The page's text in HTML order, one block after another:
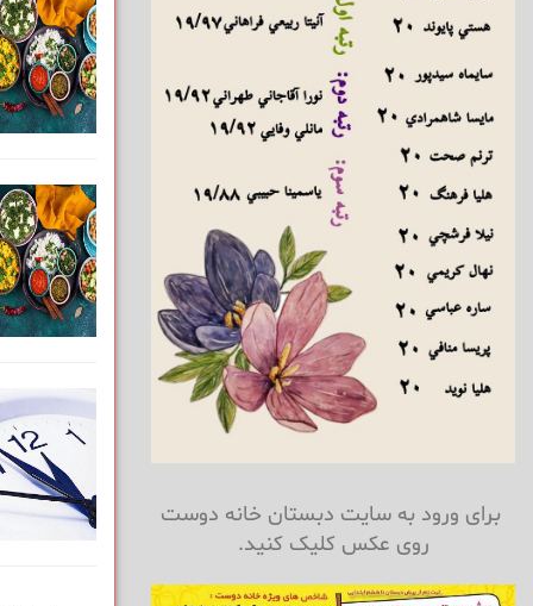
برای ورود به سایت دبستان خانه دوست
روی عکس کلیک کنید.